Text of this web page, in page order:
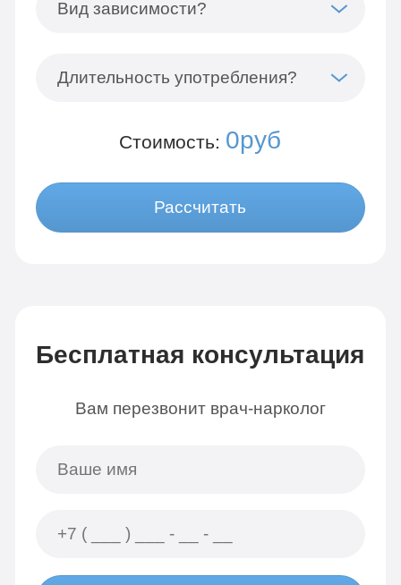
Вид зависимости?
Длительность употребления?
Стоимость: 0руб
Рассчитать
Бесплатная консультация
Вам перезвонит врач-нарколог